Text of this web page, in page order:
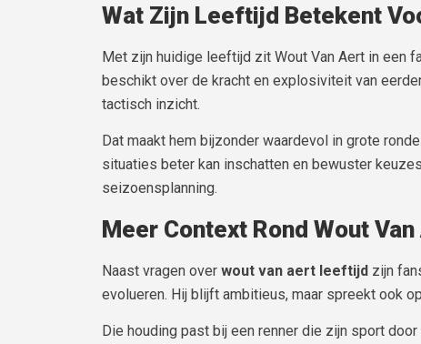
Wat Zijn Leeftijd Betekent
Met zijn huidige leeftijd zit Wout Van Aert in een
beschikt over de kracht en explosiviteit van
tactisch inzicht.
Dat maakt hem bijzonder waardevol in grote
situaties beter kan inschatten en bewuster
seizoensplanning.
Meer Context Rond Wout
Naast vragen over wout van aert leeftijd zijn
evolueren. Hij blijft ambitieus, maar spreekt ook
Die houding past bij een renner die zijn sport